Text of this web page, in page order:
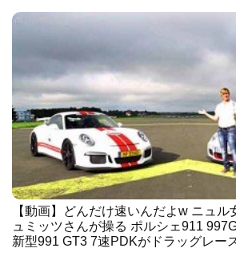
【動画】どんだけ速いんだよw ニュ
ュミッツさんが操る ポルシェ911
新型991 GT3 7速PDKがドラッグレー